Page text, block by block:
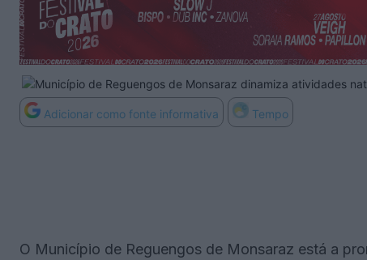
Adicionar como fonte informativa Tempo
O Município de Reguengos de Monsaraz está a